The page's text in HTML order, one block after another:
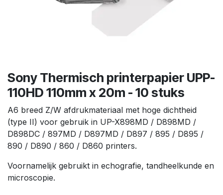
Sony Thermisch printerpapier UPP-
110HD 110mm x 20m - 10 stuks
A6 breed Z/W afdrukmateriaal met hoge dichtheid
(type II) voor gebruik in UP-X898MD / D898MD /
D898DC / 897MD / D897MD / D897 / 895 / D895 /
890 / D890 / 860 / D860 printers.
Voornamelijk gebruikt in echografie, tandheelkunde en
microscopie.